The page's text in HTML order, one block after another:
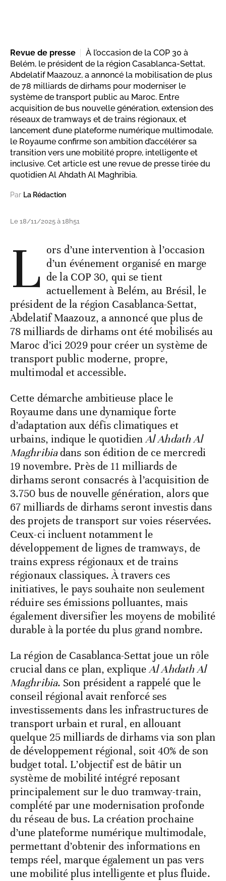
Revue de presse
À l’occasion de la COP 30 à
Belém, le président de la région Casablanca-Settat,
Abdelatif Maazouz, a annoncé la mobilisation de plus
de 78 milliards de dirhams pour moderniser le
système de transport public au Maroc. Entre
acquisition de bus nouvelle génération, extension des
réseaux de tramways et de trains régionaux, et
lancement d’une plateforme numérique multimodale,
le Royaume confirme son ambition d’accélérer sa
transition vers une mobilité propre, intelligente et
inclusive. Cet article est une revue de presse tirée du
quotidien Al Ahdath Al Maghribia.
Par La Rédaction
Le 18/11/2025 à 18h51
L ors d’une intervention à l’occasion
d’un événement organisé en marge
de la COP 30, qui se tient
actuellement à Belém, au Brésil, le
président de la région Casablanca-Settat,
Abdelatif Maazouz, a annoncé que plus de
78 milliards de dirhams ont été mobilisés au
Maroc d’ici 2029 pour créer un système de
transport public moderne, propre,
multimodal et accessible.
Cette démarche ambitieuse place le
Royaume dans une dynamique forte
d’adaptation aux défis climatiques et
urbains, indique le quotidienAl Ahdath Al
Maghribiadans son édition de ce mercredi
19 novembre. Près de 11 milliards de
dirhams seront consacrés à l’acquisition de
3.750 bus de nouvelle génération, alors que
67 milliards de dirhams seront investis dans
des projets de transport sur voies réservées.
Ceux-ci incluent notamment le
développement de lignes de tramways, de
trains express régionaux et de trains
régionaux classiques. À travers ces
initiatives, le pays souhaite non seulement
réduire ses émissions polluantes, mais
également diversifier les moyens de mobilité
durable à la portée du plus grand nombre.
La région de Casablanca-Settat joue un rôle
crucial dans ce plan, expliqueAl Ahdath Al
Maghribia. Son président a rappelé que le
conseil régional avait renforcé ses
investissements dans les infrastructures de
transport urbain et rural, en allouant
quelque 25 milliards de dirhams via son plan
de développement régional, soit 40% de son
budget total. L’objectif est de bâtir un
système de mobilité intégré reposant
principalement sur le duo tramway-train,
complété par une modernisation profonde
du réseau de bus. La création prochaine
d’une plateforme numérique multimodale,
permettant d’obtenir des informations en
temps réel, marque également un pas vers
une mobilité plus intelligente et plus fluide.